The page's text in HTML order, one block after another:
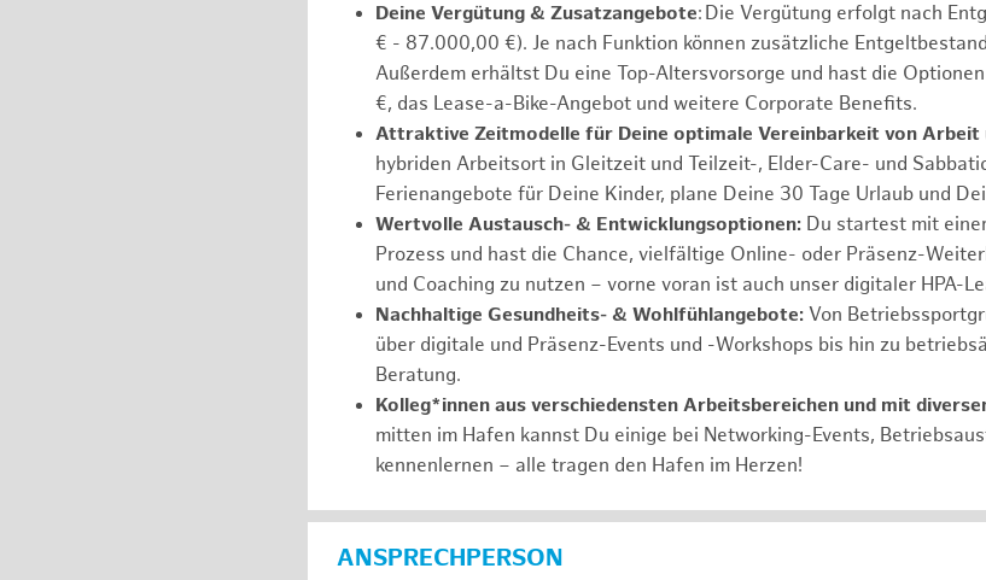
Deine Vergütung & Zusatzangebote: Die Vergütung erfolgt nach
€ - 87.000,00 €). Je nach Funktion können zusätzliche
Außerdem erhältst Du eine Top-Altersvorsorge und hast die
€, das Lease-a-Bike-Angebot und weitere Corporate Benefits.
Attraktive Zeitmodelle für Deine optimale Vereinbarkeit von Arbeit
hybriden Arbeitsort in Gleitzeit und Teilzeit-, Elder-Care- und
Ferienangebote für Deine Kinder, plane Deine 30 Tage Urlaub und
Wertvolle Austausch- & Entwicklungsoptionen: Du startest mit
Prozess und hast die Chance, vielfältige Online- oder Präsenz-
und Coaching zu nutzen – vorne voran ist auch unser digitaler HPA-
Nachhaltige Gesundheits- & Wohlfühlangebote: Von
über digitale und Präsenz-Events und -Workshops bis hin zu
Beratung.
Kolleg*innen aus verschiedensten Arbeitsbereichen und mit
mitten im Hafen kannst Du einige bei Networking-Events,
kennenlernen – alle tragen den Hafen im Herzen!
ANSPRECHPERSON